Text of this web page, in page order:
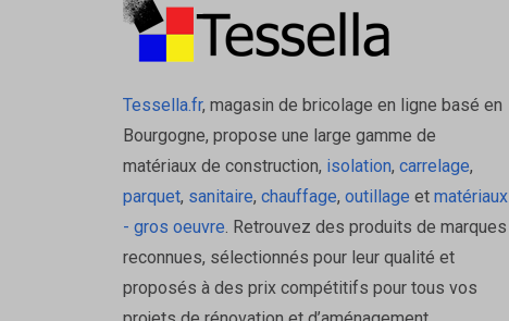
Tessella.fr, magasin de bricolage en ligne basé en
Bourgogne, propose une large gamme de
matériaux de construction, isolation, carrelage,
parquet, sanitaire, chauffage, outillage et matériaux
- gros oeuvre. Retrouvez des produits de marques
reconnues, sélectionnés pour leur qualité et
proposés à des prix compétitifs pour tous vos